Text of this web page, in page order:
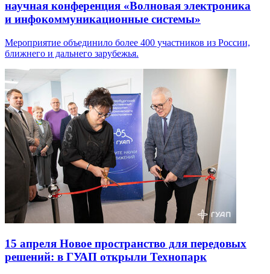
научная конференция «Волновая электроника
и инфокоммуникационные системы»
Мероприятие объединило более 400 участников из России,
ближнего и дальнего зарубежья.
15 апреля Новое пространство для передовых
решений: в ГУАП открыли Технопарк